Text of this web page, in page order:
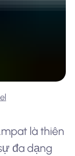
là thiên
đa dạng